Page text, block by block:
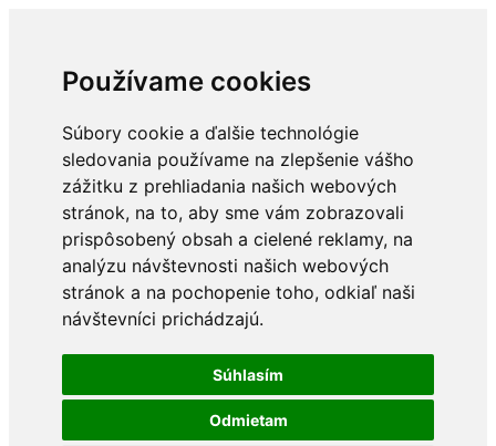
Používame cookies
Súbory cookie a ďalšie technológie
sledovania používame na zlepšenie vášho
zážitku z prehliadania našich webových
stránok, na to, aby sme vám zobrazovali
prispôsobený obsah a cielené reklamy, na
analýzu návštevnosti našich webových
stránok a na pochopenie toho, odkiaľ naši
návštevníci prichádzajú.
Súhlasím
Odmietam